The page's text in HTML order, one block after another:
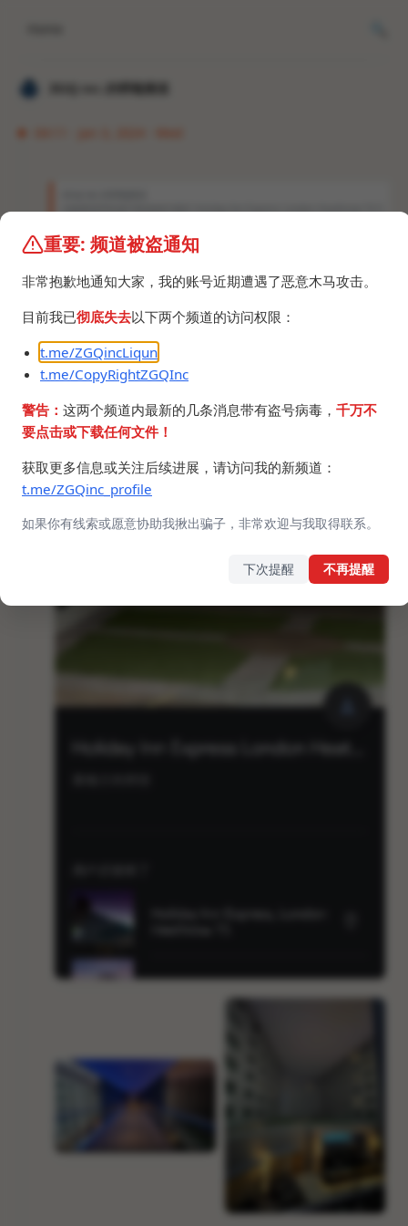
𝐙𝐆𝐐 ɪɴᴄ.的唠嗑频道
伦敦希思罗机场T4智选假日酒店 Holiday Inn Express London Heathrow T4 5
阈限空间受众多为受到互联网影响的00后。
重要: 频道被盗通知
非常抱歉地通知大家，我的账号近期遭遇了恶意木马攻击。
目前我已彻底失去以下两个频道的访问权限：
t.me/ZGQincLiqun
t.me/CopyRightZGQInc
警告： 这两个频道内最新的几条消息带有盗号病毒， 千万不
要点击或下载任何文件！
获取更多信息或关注后续进展，请访问我的新频道：
t.me/ZGQinc_profile
如果你有线索或愿意协助我揪出骗子，非常欢迎与我取得联系。
下次提醒 不再提醒